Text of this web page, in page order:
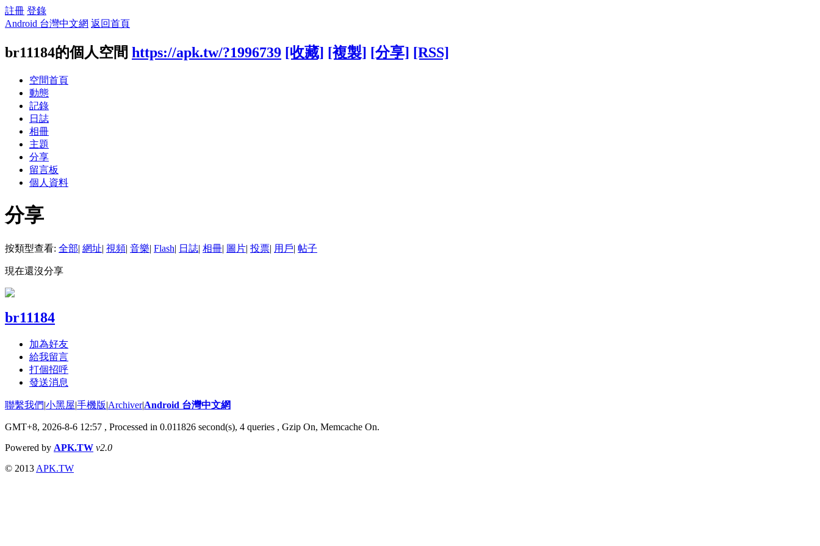
註冊 登錄
Android 台灣中文網 返回首頁
br11184的個人空間 https://apk.tw/?1996739 [收藏] [複製] [分享] [RSS]
空間首頁
動態
記錄
日誌
相冊
主題
分享
留言板
個人資料
分享
按類型查看: 全部| 網址| 視頻| 音樂| Flash| 日誌| 相冊| 圖片| 投票| 用戶| 帖子
現在還沒分享
br11184
加為好友
給我留言
打個招呼
發送消息
聯繫我們|小黑屋|手機版|Archiver|Android 台灣中文網
GMT+8, 2026-8-6 12:57 , Processed in 0.011826 second(s), 4 queries , Gzip On, Memcache On.
Powered by APK.TW v2.0
© 2013 APK.TW